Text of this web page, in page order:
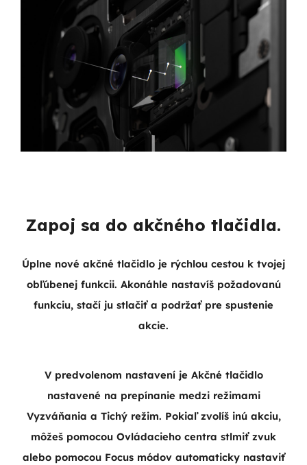
Zapoj sa do akčného tlačidla.
Úplne nové akčné tlačidlo je rýchlou cestou k tvojej
obľúbenej funkcii. Akonáhle nastavíš požadovanú
funkciu, stačí ju stlačiť a podržať pre spustenie
akcie.
V predvolenom nastavení je Akčné tlačidlo
nastavené na prepínanie medzi režimami
Vyzváňania a Tichý režim. Pokiaľ zvolíš inú akciu,
môžeš pomocou Ovládacieho centra stlmiť zvuk
alebo pomocou Focus módov automaticky nastaviť